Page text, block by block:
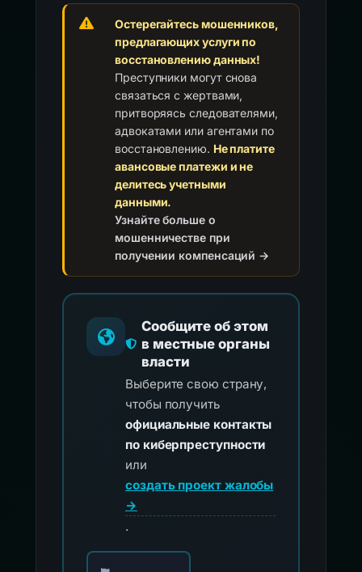
Остерегайтесь мошенников,
предлагающих услуги по
восстановлению данных!
Преступники могут снова
связаться с жертвами,
притворяясь следователями,
адвокатами или агентами по
восстановлению. Не платите
авансовые платежи и не
делитесь учетными
данными.
Узнайте больше о
мошенничестве при
получении компенсаций →
Сообщите об этом
в местные органы
власти
Выберите свою страну,
чтобы получить
официальные контакты
по киберпреступности
или
создать проект жалобы
→
.
Выберите свою страну для официальных